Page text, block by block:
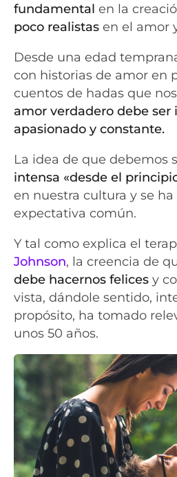
fundamental en la
poco realistas en el amor
Desde una edad
con historias de amor en
cuentos de hadas que
amor verdadero debe ser
apasionado y constante.
La idea de que debemos
intensa «desde el
en nuestra cultura y se
expectativa común.
Y tal como explica el
Johnson, la creencia de
debe hacernos felices y
vista, dándole sentido,
propósito, ha tomado
unos 50 años.